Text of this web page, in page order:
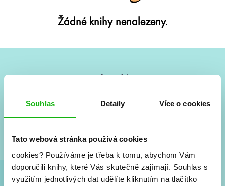
Souhlas Detaily Více o cookies
Tato webová stránka používá cookies
cookies? Používáme je třeba k tomu, abychom Vám
doporučili knihy, které Vás skutečně zajímají. Souhlas s
využitím jednotlivých dat udělíte kliknutím na tlačítko
Žádné knihy nenalezeny.
Vše kolem #youngadult každý měsíc rovnou do mailu!
a seriálové adaptace a další.